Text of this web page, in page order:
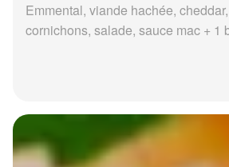
Emmental, viande hachée,
cornichons, salade, sauce mac + 1